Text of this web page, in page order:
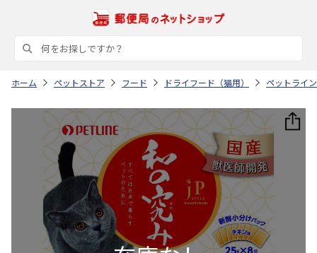
ホーム ペットストア フード ドライフード（猫用） ペットライン